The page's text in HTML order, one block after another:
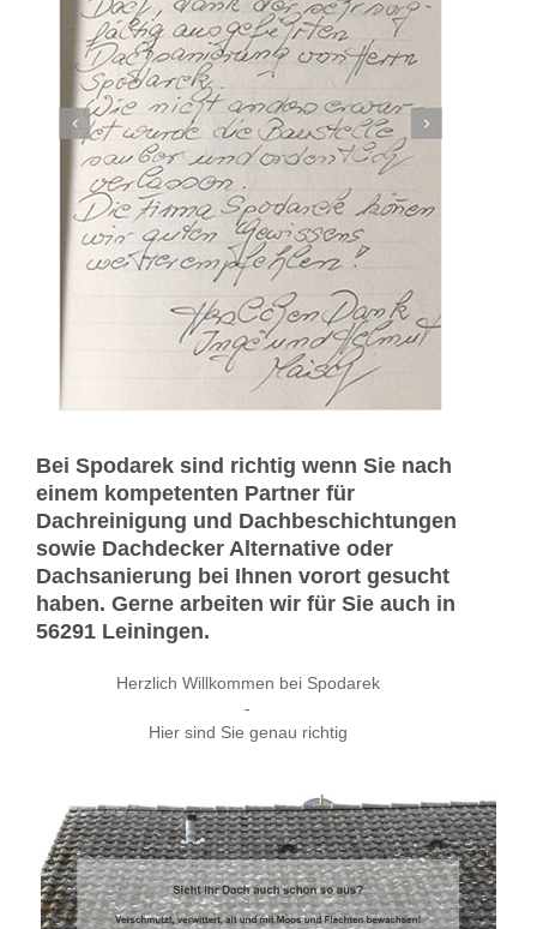
Bei Spodarek sind richtig wenn Sie nach
einem kompetenten Partner für
Dachreinigung und Dachbeschichtungen
sowie Dachdecker Alternative oder
Dachsanierung bei Ihnen vorort gesucht
haben. Gerne arbeiten wir für Sie auch in
56291 Leiningen.
Herzlich Willkommen bei Spodarek
-
Hier sind Sie genau richtig